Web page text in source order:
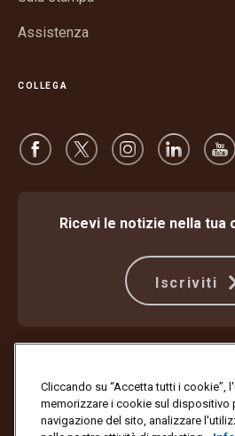
Assistenza
COLLEGA
Ricevi le notizie nella tua
Iscriviti
Impostazioni dei
Copyright ©1994-2026 United Parcel
Cliccando su “Accetta tutti i cookie”,
memorizzare i cookie sul dispositivo
navigazione del sito, analizzare